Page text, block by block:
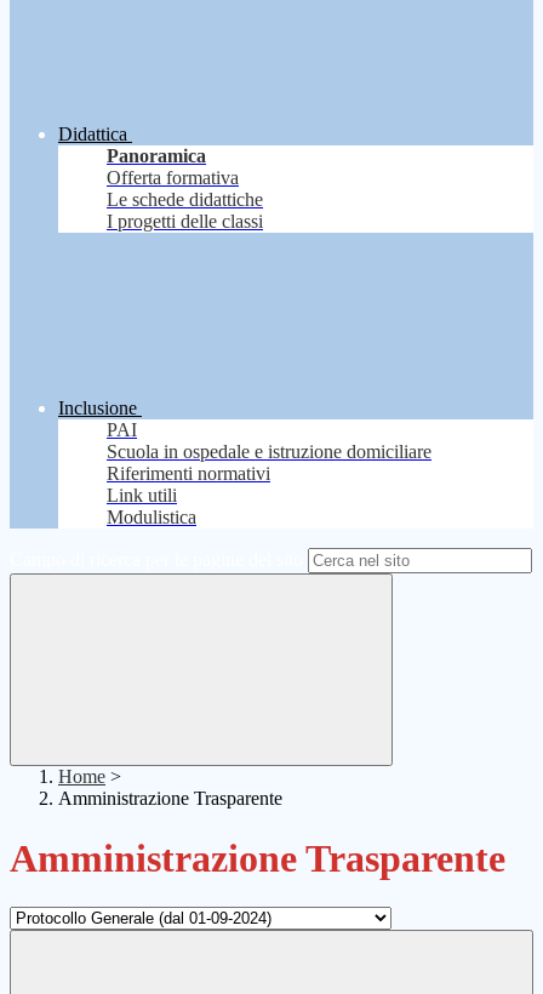
Didattica
Panoramica
Offerta formativa
Le schede didattiche
I progetti delle classi
Inclusione
PAI
Scuola in ospedale e istruzione domiciliare
Riferimenti normativi
Link utili
Modulistica
Home >
Amministrazione Trasparente
Amministrazione Trasparente